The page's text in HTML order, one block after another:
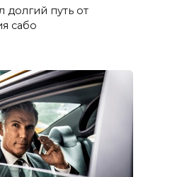
путь от
сабо